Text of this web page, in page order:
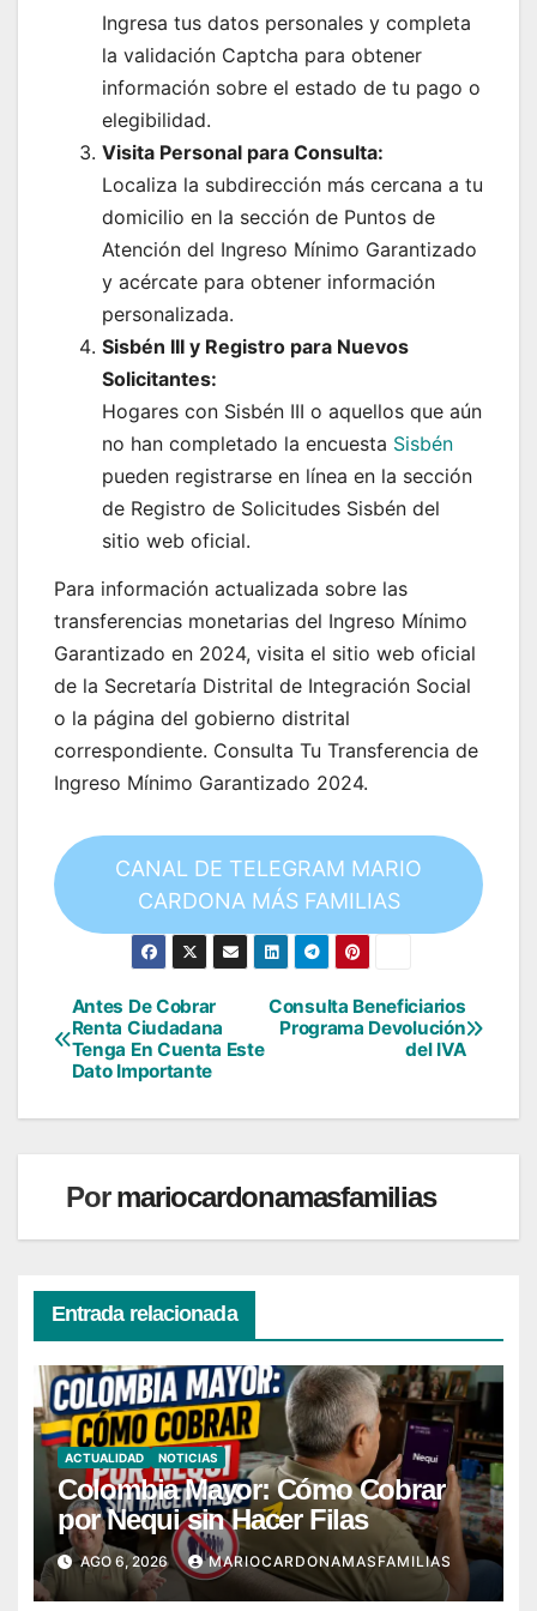
Ingresa tus datos personales y completa
la validación Captcha para obtener
información sobre el estado de tu pago o
elegibilidad.
Visita Personal para Consulta:
Localiza la subdirección más cercana a tu
domicilio en la sección de Puntos de
Atención del Ingreso Mínimo Garantizado
y acércate para obtener información
personalizada.
Sisbén III y Registro para Nuevos
Solicitantes:
Hogares con Sisbén III o aquellos que aún
no han completado la encuesta Sisbén
pueden registrarse en línea en la sección
de Registro de Solicitudes Sisbén del
sitio web oficial.
Para información actualizada sobre las
transferencias monetarias del Ingreso Mínimo
Garantizado en 2024, visita el sitio web oficial
de la Secretaría Distrital de Integración Social
o la página del gobierno distrital
correspondiente. Consulta Tu Transferencia de
Ingreso Mínimo Garantizado 2024.
CANAL DE TELEGRAM MARIO
CARDONA MÁS FAMILIAS
Navegación
de
entradas
Consulta Beneficiarios
Programa Devolución
del IVA
Antes De Cobrar
Renta Ciudadana
Tenga En Cuenta Este
Dato Importante
Pormariocardonamasfamilias
Entrada relacionada
ACTUALIDAD NOTICIAS
Colombia Mayor: Cómo Cobrar
por Nequi sin Hacer Filas
AGO 6, 2026 MARIOCARDONAMASFAMILIAS